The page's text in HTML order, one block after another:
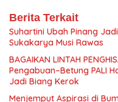
Berita Terkait
Suhartini Ubah Pinang
Sukakarya Musi Rawas
BAGAIKAN LINTAH
Pengabuan–Betung PALI
Jadi Biang Kerok
Menjemput Aspirasi di